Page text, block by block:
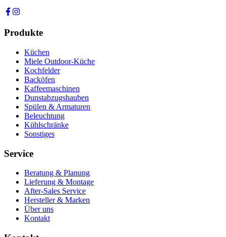
Produkte
Küchen
Miele Outdoor-Küche
Kochfelder
Backöfen
Kaffeemaschinen
Dunstabzugshauben
Spülen & Armaturen
Beleuchtung
Kühlschränke
Sonstiges
Service
Beratung & Planung
Lieferung & Montage
After-Sales Service
Hersteller & Marken
Über uns
Kontakt